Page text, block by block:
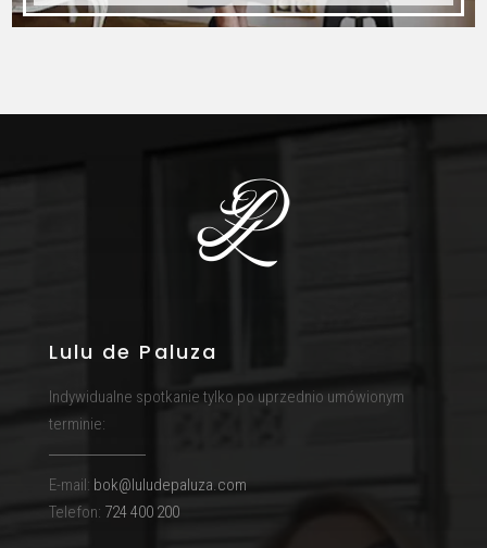
Lulu de Paluza
Indywidualne spotkanie tylko po uprzednio umówionym
terminie:
E-mail: bok@luludepaluza.com
Telefon: 724 400 200